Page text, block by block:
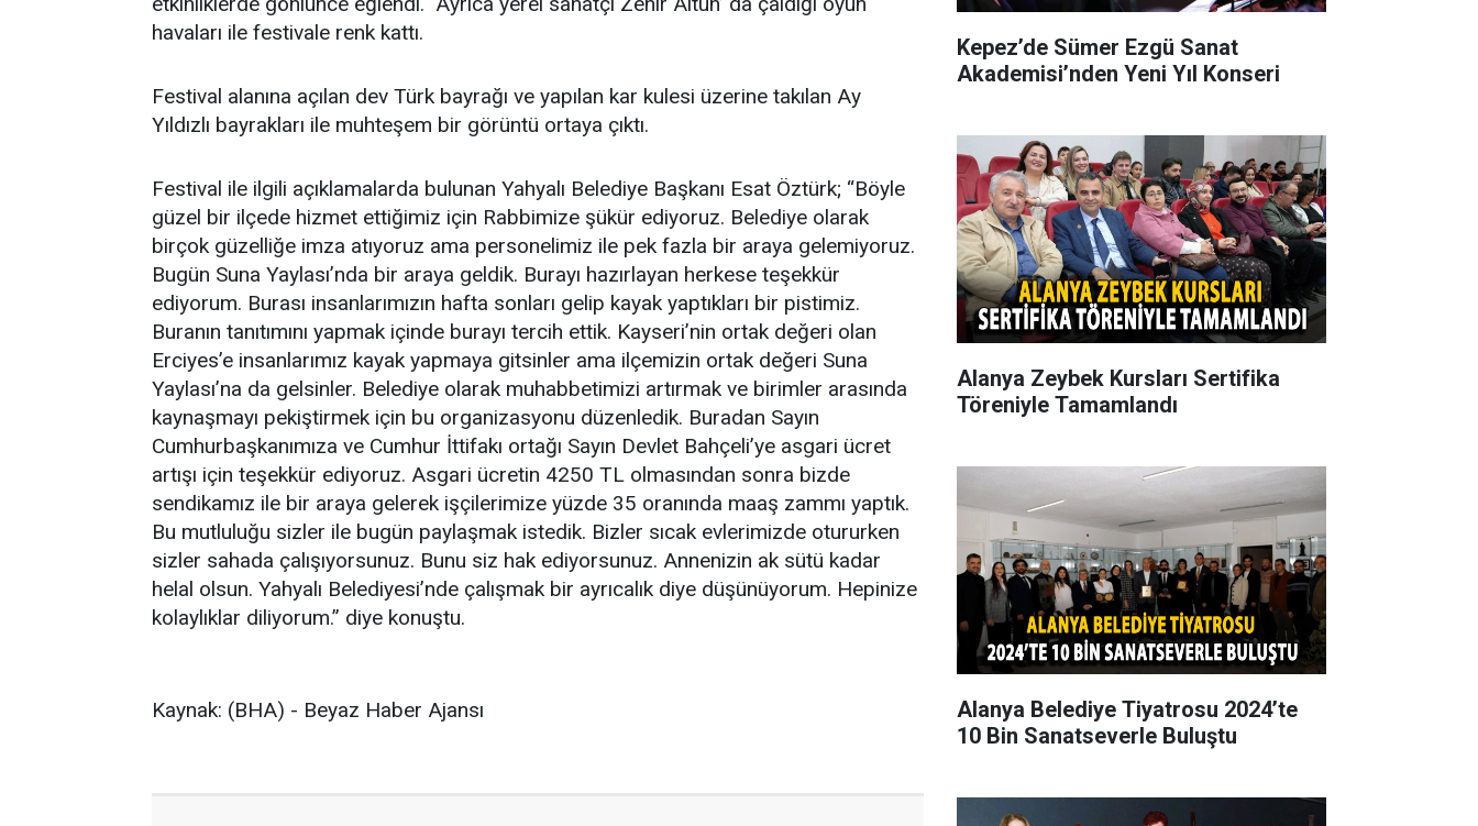
havaları ile festivale renk kattı.
Festival alanına açılan dev Türk bayrağı ve yapılan kar kulesi üzerine takılan Ay
Yıldızlı bayrakları ile muhteşem bir görüntü ortaya çıktı.
Festival ile ilgili açıklamalarda bulunan Yahyalı Belediye Başkanı Esat Öztürk; “Böyle
güzel bir ilçede hizmet ettiğimiz için Rabbimize şükür ediyoruz. Belediye olarak
birçok güzelliğe imza atıyoruz ama personelimiz ile pek fazla bir araya gelemiyoruz.
Bugün Suna Yaylası’nda bir araya geldik. Burayı hazırlayan herkese teşekkür
ediyorum. Burası insanlarımızın hafta sonları gelip kayak yaptıkları bir pistimiz.
Buranın tanıtımını yapmak içinde burayı tercih ettik. Kayseri’nin ortak değeri olan
Erciyes’e insanlarımız kayak yapmaya gitsinler ama ilçemizin ortak değeri Suna
Yaylası’na da gelsinler. Belediye olarak muhabbetimizi artırmak ve birimler arasında
kaynaşmayı pekiştirmek için bu organizasyonu düzenledik. Buradan Sayın
Cumhurbaşkanımıza ve Cumhur İttifakı ortağı Sayın Devlet Bahçeli’ye asgari ücret
artışı için teşekkür ediyoruz. Asgari ücretin 4250 TL olmasından sonra bizde
sendikamız ile bir araya gelerek işçilerimize yüzde 35 oranında maaş zammı yaptık.
Bu mutluluğu sizler ile bugün paylaşmak istedik. Bizler sıcak evlerimizde otururken
sizler sahada çalışıyorsunuz. Bunu siz hak ediyorsunuz. Annenizin ak sütü kadar
helal olsun. Yahyalı Belediyesi’nde çalışmak bir ayrıcalık diye düşünüyorum. Hepinize
kolaylıklar diliyorum.” diye konuştu.
Kaynak: (BHA) - Beyaz Haber Ajansı
Kepez’de Sümer Ezgü Sanat
Akademisi’nden Yeni Yıl Konseri
Alanya Zeybek Kursları Sertifika
Töreniyle Tamamlandı
Alanya Belediye Tiyatrosu 2024’te
10 Bin Sanatseverle Buluştu